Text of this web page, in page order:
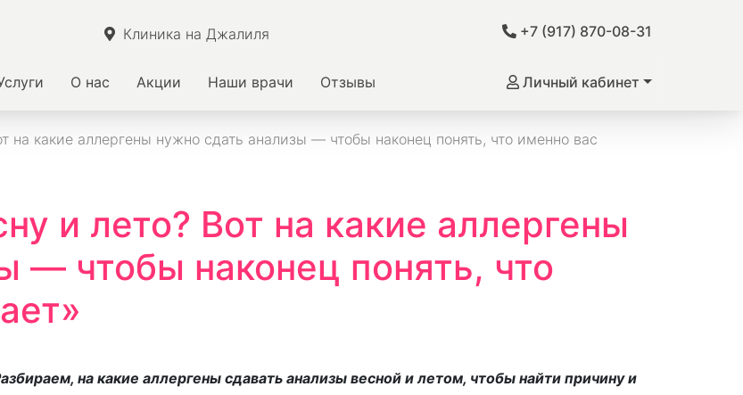
Клиника на Джалиля +7 (917) 870-08-31
О нас Акции Наши врачи Отзывы Личный кабинет
на какие аллергены нужно сдать анализы — чтобы наконец понять, что именно вас
и лето? Вот на какие аллергены
— чтобы наконец понять, что
на какие аллергены сдавать анализы весной и летом, чтобы найти причину и